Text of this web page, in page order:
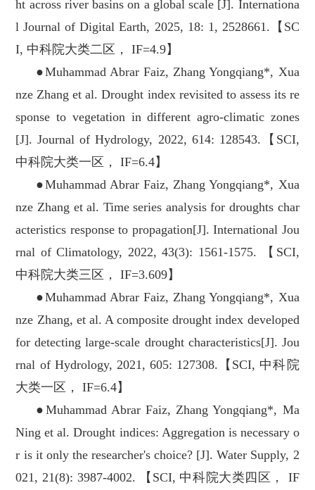
ht across river basins on a global scale [J]. Internationa
l Journal of Digital Earth, 2025, 18: 1, 2528661.【SC
I, 中科院大类二区， IF=4.9】
●Muhammad Abrar Faiz, Zhang Yongqiang*, Xua
nze Zhang et al. Drought index revisited to assess its re
sponse to vegetation in different agro-climatic zones
[J]. Journal of Hydrology, 2022, 614: 128543.【SCI,
中科院大类一区， IF=6.4】
●Muhammad Abrar Faiz, Zhang Yongqiang*, Xua
nze Zhang et al. Time series analysis for droughts char
acteristics response to propagation[J]. International Jou
rnal of Climatology, 2022, 43(3): 1561-1575. 【SCI,
中科院大类三区， IF=3.609】
●Muhammad Abrar Faiz, Zhang Yongqiang*, Xua
nze Zhang, et al. A composite drought index developed
for detecting large-scale drought characteristics[J]. Jou
rnal of Hydrology, 2021, 605: 127308.【SCI, 中科院
大类一区， IF=6.4】
●Muhammad Abrar Faiz, Zhang Yongqiang*, Ma
Ning et al. Drought indices: Aggregation is necessary o
r is it only the researcher's choice? [J]. Water Supply, 2
021, 21(8): 3987-4002. 【SCI, 中科院大类四区， IF